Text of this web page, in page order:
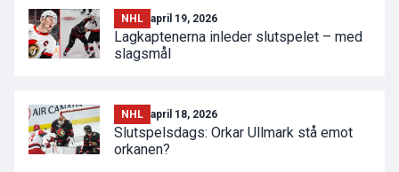
NHL april 19, 2026
Lagkaptenerna inleder slutspelet – med
slagsmål
NHL april 18, 2026
Slutspelsdags: Orkar Ullmark stå emot
orkanen?